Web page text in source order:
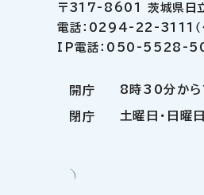
〒317-8601 茨城県日
電話：0294-22-3111（
IP電話：050-5528-5000
開庁 8時30分か
閉庁 土曜日・日曜